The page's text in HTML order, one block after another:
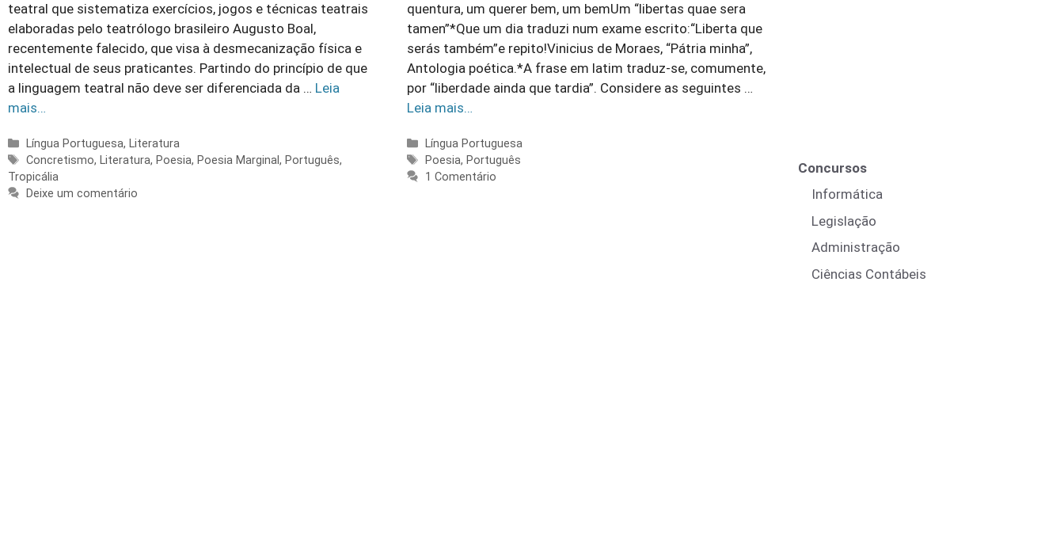
teatral que sistematiza exercícios, jogos e técnicas teatrais
elaboradas pelo teatrólogo brasileiro Augusto Boal,
recentemente falecido, que visa à desmecanização física e
intelectual de seus praticantes. Partindo do princípio de que
a linguagem teatral não deve ser diferenciada da … Leia
mais…
Categorias
Língua Portuguesa, Literatura
Tags
Concretismo, Literatura, Poesia, Poesia Marginal, Português,
Tropicália
Deixe um comentário
quentura, um querer bem, um bemUm “libertas quae sera
tamen”*Que um dia traduzi num exame escrito:“Liberta que
serás também”e repito!Vinicius de Moraes, “Pátria minha”,
Antologia poética.*A frase em latim traduz-se, comumente,
por “liberdade ainda que tardia”. Considere as seguintes …
Leia mais…
Categorias
Língua Portuguesa
Tags
Poesia, Português
1 Comentário
Concursos
Informática
Legislação
Administração
Ciências Contábeis